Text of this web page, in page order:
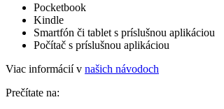
Pocketbook
Kindle
Smartfón či tablet s príslušnou aplikáciou
Počítač s príslušnou aplikáciou
Viac informácií v našich návodoch
Prečítate na: